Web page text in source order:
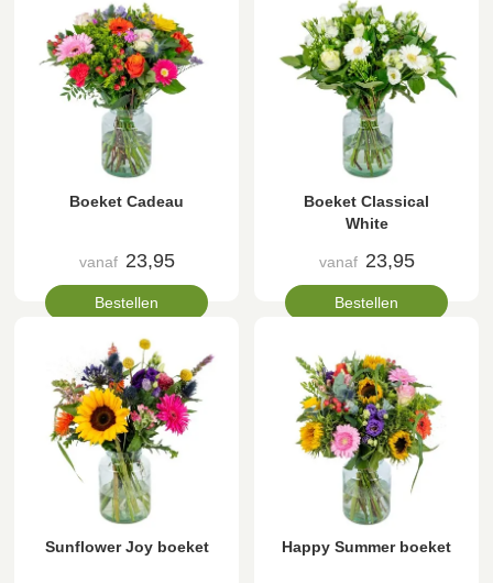
Boeket Cadeau
vanaf 23,95
Bestellen
Boeket Classical
White
vanaf 23,95
Bestellen
Sunflower Joy boeket Happy Summer boeket